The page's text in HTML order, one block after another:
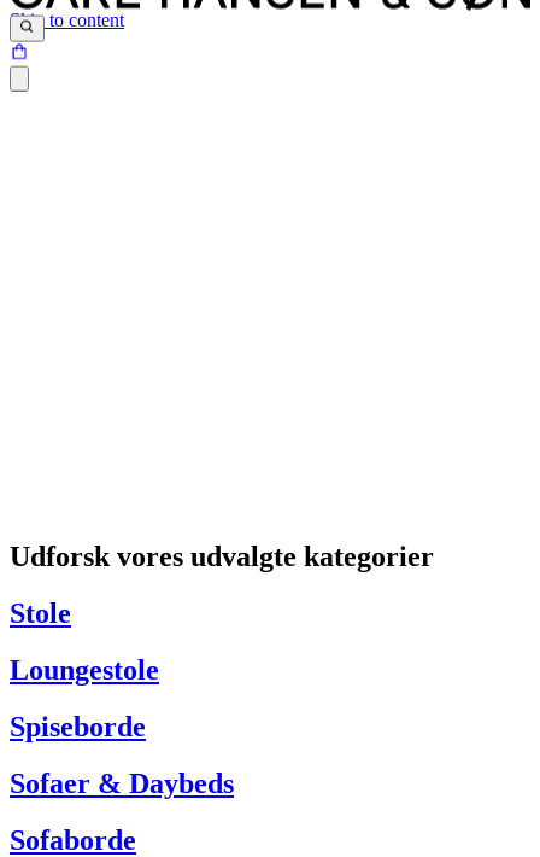
Skip to content
Har du brug for hjælp så kontakt venligst kundeservice via:
Tel +45 63 13 26 72
Udforsk vores udvalgte kategorier
Stole
Loungestole
Spiseborde
Sofaer & Daybeds
Sofaborde